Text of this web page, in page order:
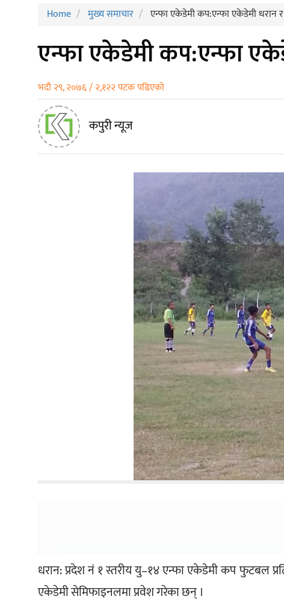
Home मुख्य समाचार एन्फा एकेडेमी कप:एन्फा एकेडेमी धरान
एन्फा एकेडेमी कप:एन्फा
भदौ २९, २०७६ / २,१२२ पटक पढिएको
कपुरी न्यूज
धरान: प्रदेश नं १ स्तरीय यु–१४ एन्फा एकेडेमी कप फुटबल
एकेडेमी सेमिफाइनलमा प्रवेश गरेका छन् ।